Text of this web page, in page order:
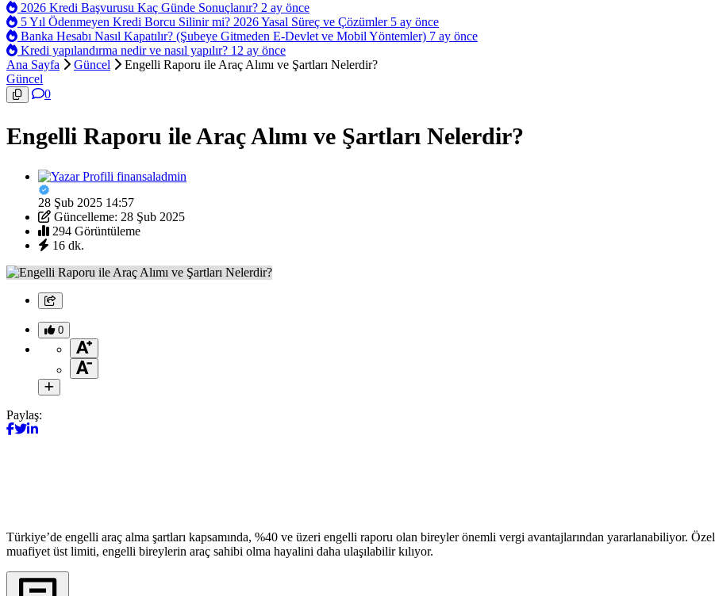
2026 Kredi Başvurusu Kaç Günde Sonuçlanır? 2 ay önce
5 Yıl Ödenmeyen Kredi Borcu Silinir mi? 2026 Yasal Süreç ve Çözümler 5 ay önce
Banka Hesabı Nasıl Kapatılır? (Şubeye Gitmeden E-Devlet ve Mobil Yöntemler) 7 ay önce
Kredi yapılandırma nedir ve nasıl yapılır? 12 ay önce
Ana Sayfa
Güncel
Engelli Raporu ile Araç Alımı ve Şartları Nelerdir?
Güncel
0
Engelli Raporu ile Araç Alımı ve Şartları Nelerdir?
finansaladmin
28 Şub 2025 14:57
Güncelleme: 28 Şub 2025
294 Görüntüleme
16 dk.
0
Paylaş:
Türkiye’de engelli araç alma şartları kapsamında, %40 ve üzeri engelli raporu olan bireyler önemli vergi avantajlarından yararlanabiliyor.
muafiyet üst limiti, engelli bireylerin araç sahibi olma hayalini daha ulaşılabilir kılıyor.